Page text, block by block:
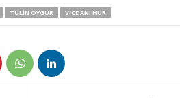
TÜLIN OYGÜR VICDANI HÜR